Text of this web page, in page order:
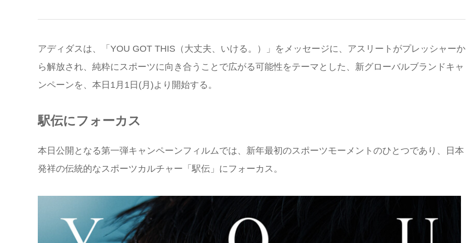
アディダスは、「YOU GOT THIS（大丈夫、いける。）」をメッセージに、アスリートがプレッシャーか
ら解放され、純粋にスポーツに向き合うことで広がる可能性をテーマとした、新グローバルブランドキャ
ンペーンを、本日1月1日(月)より開始する。
駅伝にフォーカス
本日公開となる第一弾キャンペーンフィルムでは、新年最初のスポーツモーメントのひとつであり、日本
発祥の伝統的なスポーツカルチャー「駅伝」にフォーカス。